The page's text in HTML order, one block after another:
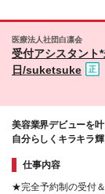
医療法人社団白凛会
受付アシスタント
日/suketsuke
美容業界デビューを叶
自分らしくキラキラ
仕事内容
★完全予約制の受付